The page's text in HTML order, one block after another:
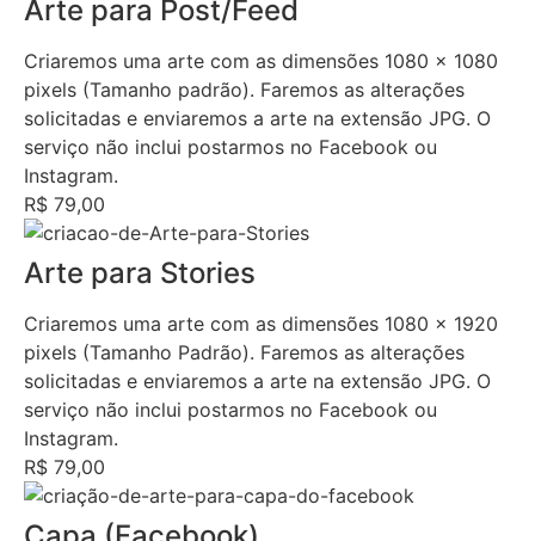
Arte para Post/Feed
Criaremos uma arte com as dimensões 1080 x 1080
pixels (Tamanho padrão). Faremos as alterações
solicitadas e enviaremos a arte na extensão JPG. O
serviço não inclui postarmos no Facebook ou
Instagram.
R$ 79,00
Arte para Stories
Criaremos uma arte com as dimensões 1080 x 1920
pixels (Tamanho Padrão). Faremos as alterações
solicitadas e enviaremos a arte na extensão JPG. O
serviço não inclui postarmos no Facebook ou
Instagram.
R$ 79,00